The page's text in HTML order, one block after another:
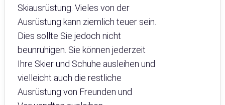
Skiausrüstung. Vieles von der
Ausrüstung kann ziemlich teuer sein.
Dies sollte Sie jedoch nicht
beunruhigen. Sie können jederzeit
Ihre Skier und Schuhe ausleihen und
vielleicht auch die restliche
Ausrüstung von Freunden und